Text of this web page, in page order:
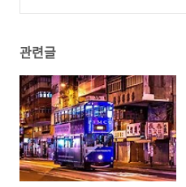
관련글